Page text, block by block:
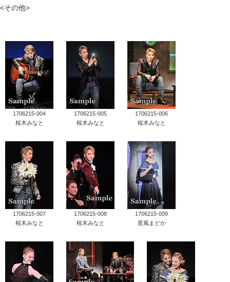
<その他>
1706215-004
桜木みなと
1706215-005
桜木みなと
1706215-006
桜木みなと
1706215-007
桜木みなと
1706215-008
桜木みなと
1706215-009
星風まどか
キャトルレーヴ オンライン
タカラヅカ・スカイ・ステージ
配信deタカラヅカ
宝塚クリエイティブアーツ オフィシャルサイト
宝塚クリエイティブアーツ 企業情報
宝塚クリエイティブアーツ 採用情報
宝塚歌劇公式ホームページ